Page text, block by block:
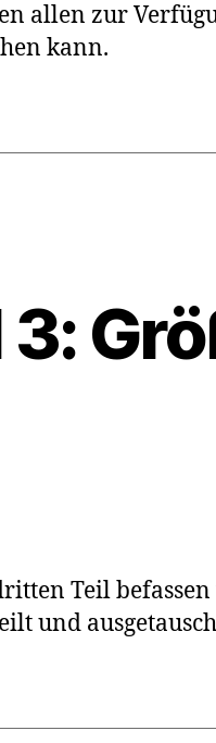
allen zur
kann.
3:
Teil
und